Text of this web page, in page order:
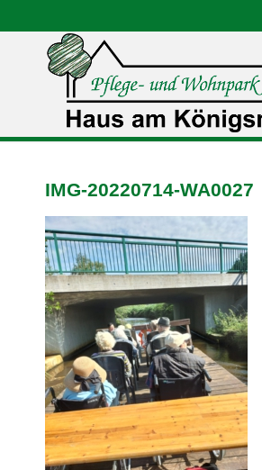
IMG-20220714-WA0027